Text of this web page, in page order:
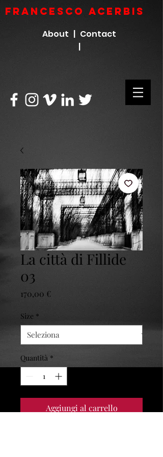
FRANCESCO ACERBIs
About | Contact
|
La città di Fillide
03
170,00 €
Size *
Quantità *
Aggiungi al carrello